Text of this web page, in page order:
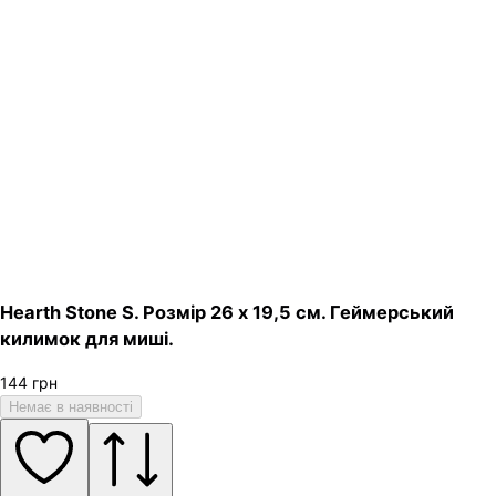
Hearth Stone S. Розмір 26 х 19,5 см. Геймерський
килимок для миші.
144 грн
Немає в наявності